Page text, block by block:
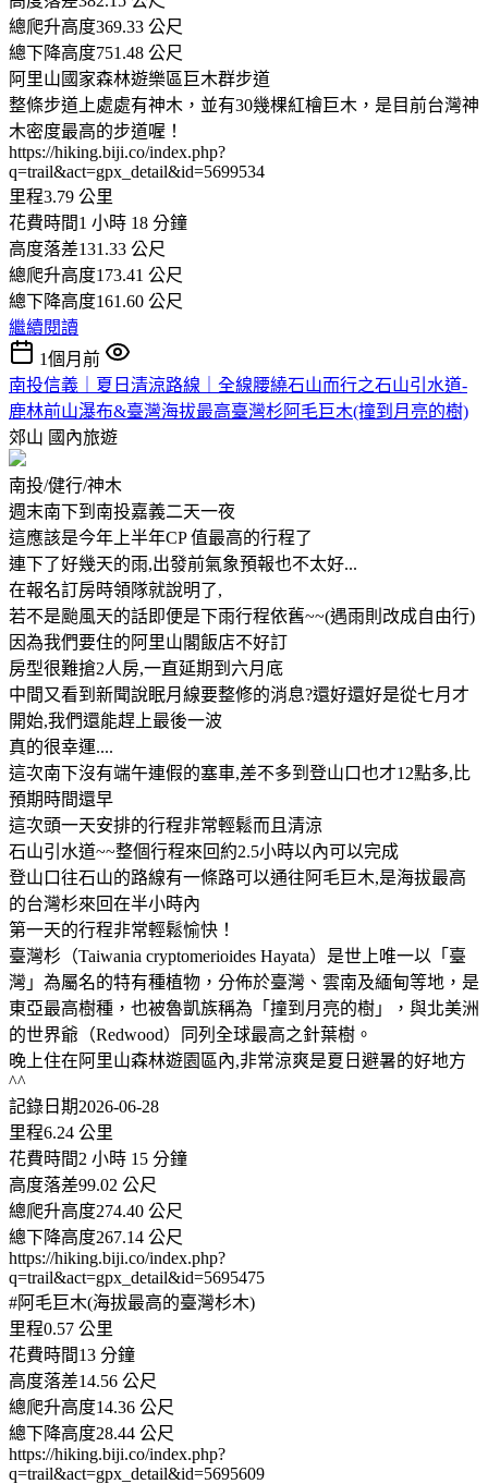
總爬升高度369.33 公尺
總下降高度751.48 公尺
阿里山國家森林遊樂區巨木群步道
整條步道上處處有神木，並有30幾棵紅檜巨木，是目前台灣神
木密度最高的步道喔！
https://hiking.biji.co/index.php?
q=trail&act=gpx_detail&id=5699534
里程3.79 公里
花費時間1 小時 18 分鐘
高度落差131.33 公尺
總爬升高度173.41 公尺
總下降高度161.60 公尺
繼續閱讀
1個月前
南投信義｜夏日清涼路線｜全線腰繞石山而行之石山引水道-
鹿林前山瀑布&臺灣海拔最高臺灣杉阿毛巨木(撞到月亮的樹)
郊山 國內旅遊
南投/健行/神木
週末南下到南投嘉義二天一夜
這應該是今年上半年CP 值最高的行程了
連下了好幾天的雨,出發前氣象預報也不太好...
在報名訂房時領隊就說明了,
若不是颱風天的話即便是下雨行程依舊~~(遇雨則改成自由行)
因為我們要住的阿里山閣飯店不好訂
房型很難搶2人房,一直延期到六月底
中間又看到新聞說眠月線要整修的消息?還好還好是從七月才
開始,我們還能趕上最後一波
真的很幸運....
這次南下沒有端午連假的塞車,差不多到登山口也才12點多,比
預期時間還早
這次頭一天安排的行程非常輕鬆而且清涼
石山引水道~~整個行程來回約2.5小時以內可以完成
登山口往石山的路線有一條路可以通往阿毛巨木,是海拔最高
的台灣杉來回在半小時內
第一天的行程非常輕鬆愉快！
臺灣杉（Taiwania cryptomerioides Hayata）是世上唯一以「臺
灣」為屬名的特有種植物，分佈於臺灣、雲南及緬甸等地，是
東亞最高樹種，也被魯凱族稱為「撞到月亮的樹」，與北美洲
的世界爺（Redwood）同列全球最高之針葉樹。
晚上住在阿里山森林遊園區內,非常涼爽是夏日避暑的好地方
^^
記錄日期2026-06-28
里程6.24 公里
花費時間2 小時 15 分鐘
高度落差99.02 公尺
總爬升高度274.40 公尺
總下降高度267.14 公尺
https://hiking.biji.co/index.php?
q=trail&act=gpx_detail&id=5695475
#阿毛巨木(海拔最高的臺灣杉木)
里程0.57 公里
花費時間13 分鐘
高度落差14.56 公尺
總爬升高度14.36 公尺
總下降高度28.44 公尺
https://hiking.biji.co/index.php?
q=trail&act=gpx_detail&id=5695609